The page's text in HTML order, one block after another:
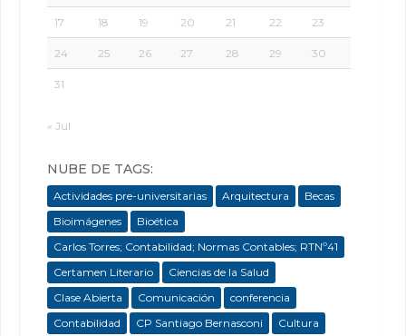
17 18 19 20 21 22 23
24 25 26 27 28 29 30
31
« Jul
NUBE DE TAGS:
Actividades pre-universitarias Arquitectura
Becas
Bioimágenes
Bioética
Carlos Torres; Contabilidad; Normas Contables; RTNº41
Certamen Literario
Ciencias de la Salud
Clase Abierta
Comunicación
conferencia
Contabilidad
CP Santiago Bernasconi
Cultura